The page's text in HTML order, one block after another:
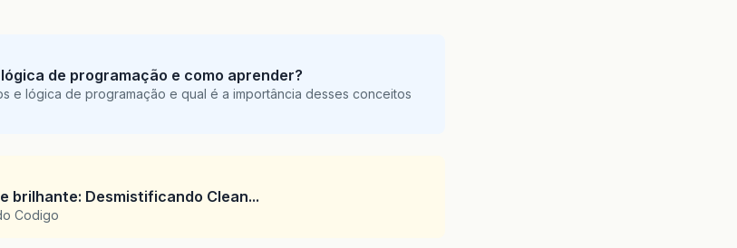
de programação e como aprender?
e lógica de programação e qual é a importância desses conceitos
brilhante: Desmistificando Clean...
Codigo